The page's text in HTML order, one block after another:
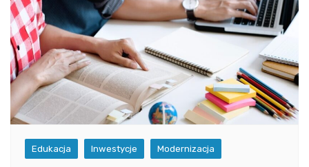
Edukacja Inwestycje Modernizacja